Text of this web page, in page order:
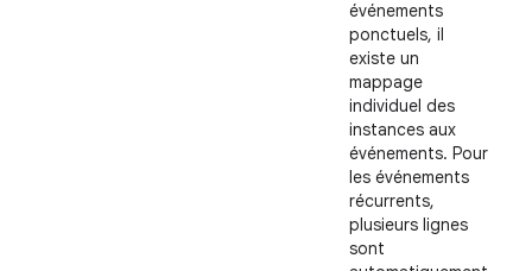
événements
ponctuels, il
existe un
mappage
individuel des
instances aux
événements. Pour
les événements
récurrents,
plusieurs lignes
sont